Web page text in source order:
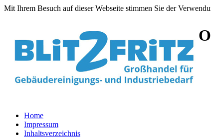
Mit Ihrem Besuch auf dieser Webseite stimmen Sie der
Home
Impressum
Inhaltsverzeichnis